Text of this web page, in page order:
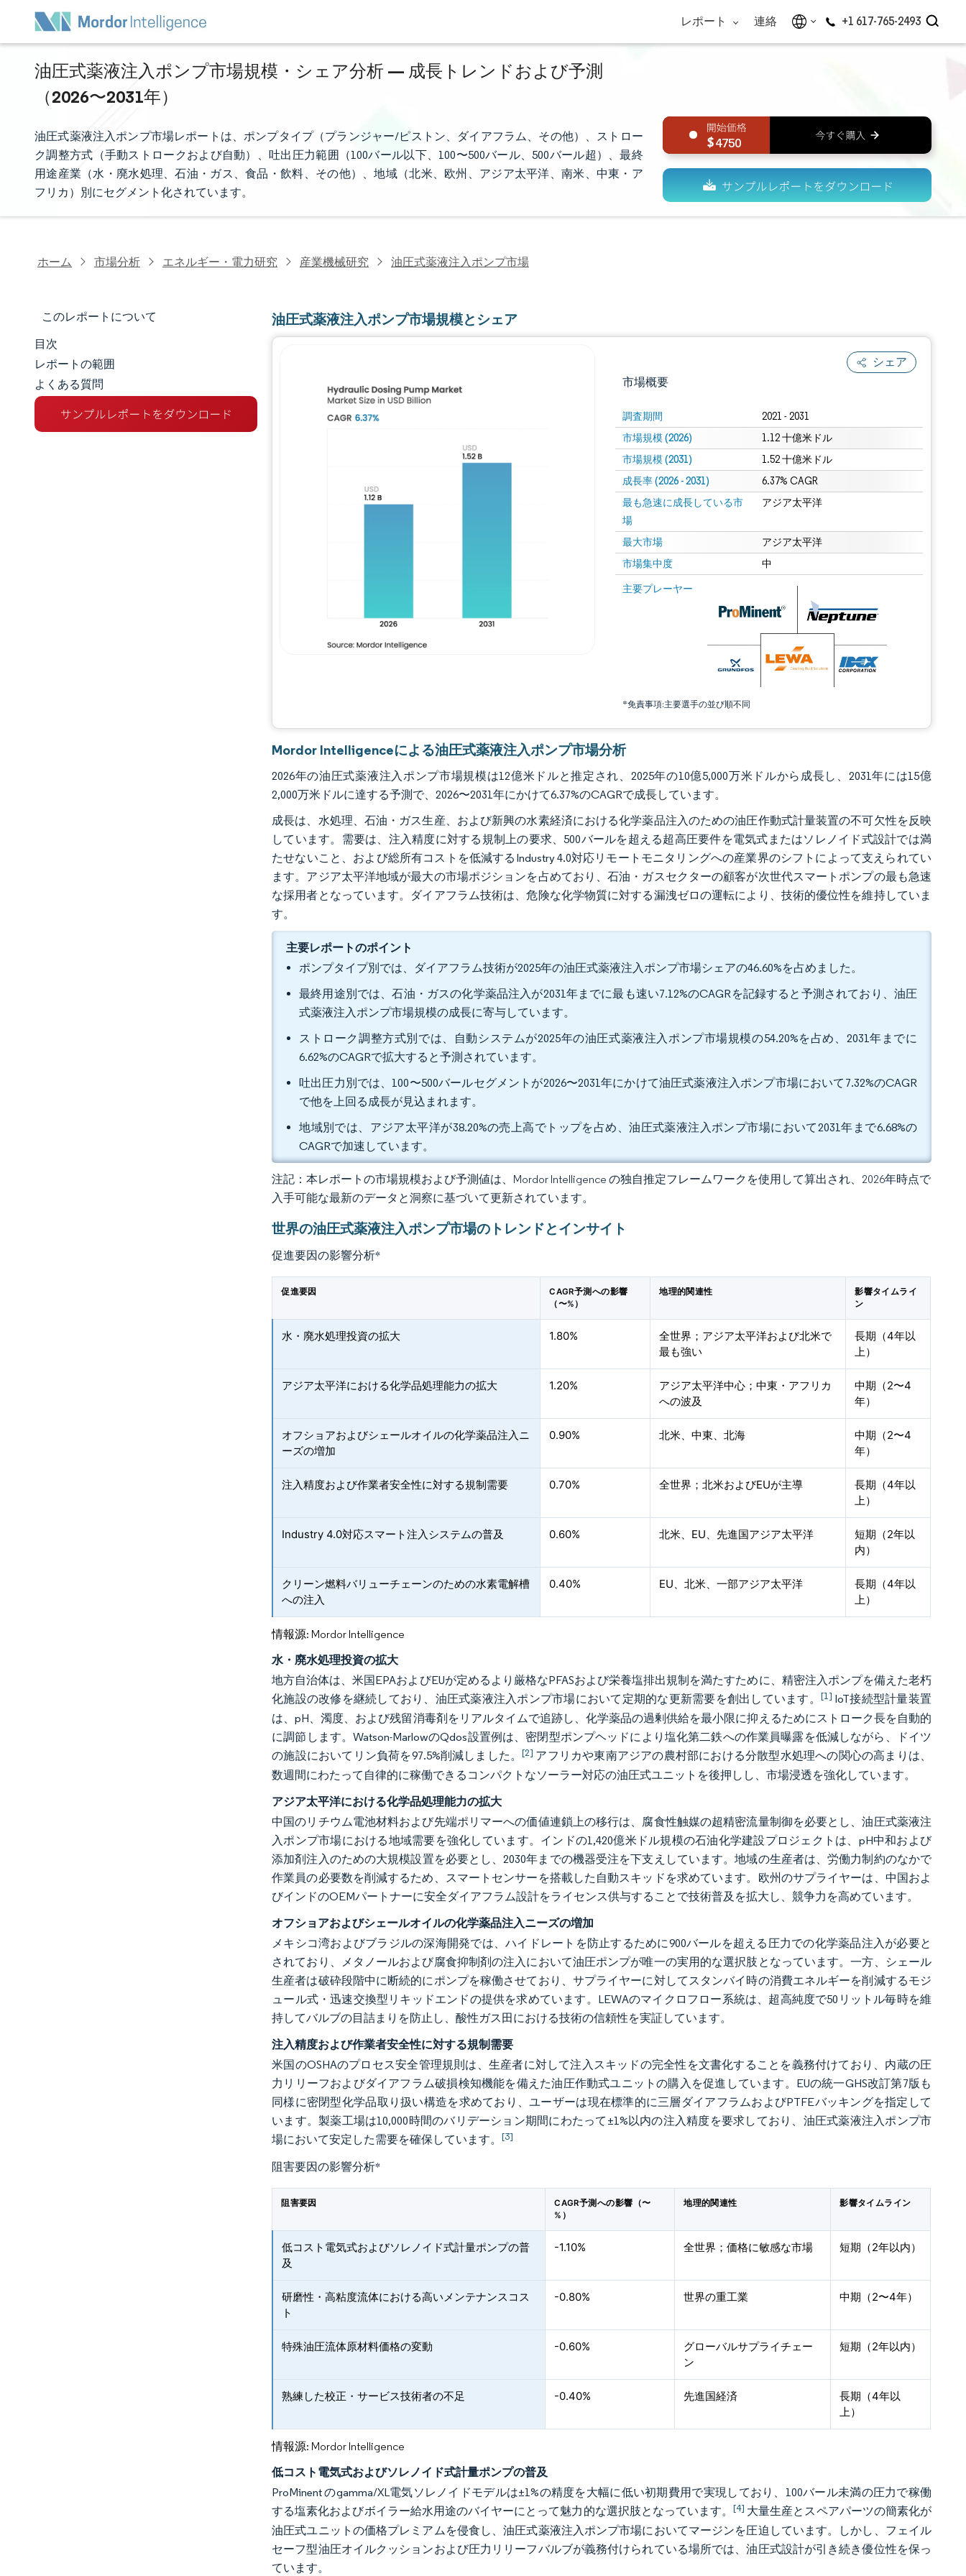
レポート 連絡 +1 617-765-2493
油圧式薬液注入ポンプ市場規模・シェア分析 — 成長トレンドおよび予測
（2026〜2031年）
油圧式薬液注入ポンプ市場レポートは、ポンプタイプ（プランジャー/ピストン、ダイアフラム、その他）、ストロー
ク調整方式（手動ストロークおよび自動）、吐出圧力範囲（100バール以下、100〜500バール、500バール超）、最終
用途産業（水・廃水処理、石油・ガス、食品・飲料、その他）、地域（北米、欧州、アジア太平洋、南米、中東・ア
フリカ）別にセグメント化されています。
4750
ホーム 市場分析 エネルギー・電力研究 産業機械研究 油圧式薬液注入ポンプ市場
このレポートについて
市場規模とシェア
市場分析
トレンドとインサイト
目次
レポートの範囲
よくある質問
油圧式薬液注入ポンプ市場規模とシェア
シェア
市場概要
調査期間 2021 - 2031
市場規模 (2026) 1.12 十億米ドル
市場規模 (2031) 1.52 十億米ドル
成長率 (2026 - 2031) 6.37% CAGR
最も急速に成長している市
場
アジア太平洋
最大市場 アジア太平洋
市場集中度 中
主要プレーヤー
*免責事項:主要選手の並び順不同
画像 © Mordor Intelligence。再利用にはCC BY 4.0の表示が必要です。
画像 © Mordor Intelligence。再利用にはCC BY 4.0の表示が必要です。
Mordor Intelligenceによる油圧式薬液注入ポンプ市場分析
2026年の油圧式薬液注入ポンプ市場規模は12億米ドルと推定され、2025年の10億5,000万米ドルから成長し、2031年には15億
2,000万米ドルに達する予測で、2026〜2031年にかけて6.37%のCAGRで成長しています。
成長は、水処理、石油・ガス生産、および新興の水素経済における化学薬品注入のための油圧作動式計量装置の不可欠性を反映
しています。需要は、注入精度に対する規制上の要求、500バールを超える超高圧要件を電気式またはソレノイド式設計では満
たせないこと、および総所有コストを低減するIndustry 4.0対応リモートモニタリングへの産業界のシフトによって支えられてい
ます。アジア太平洋地域が最大の市場ポジションを占めており、石油・ガスセクターの顧客が次世代スマートポンプの最も急速
な採用者となっています。ダイアフラム技術は、危険な化学物質に対する漏洩ゼロの運転により、技術的優位性を維持していま
す。
主要レポートのポイント
ポンプタイプ別では、ダイアフラム技術が2025年の油圧式薬液注入ポンプ市場シェアの46.60%を占めました。
最終用途別では、石油・ガスの化学薬品注入が2031年までに最も速い7.12%のCAGRを記録すると予測されており、油圧
式薬液注入ポンプ市場規模の成長に寄与しています。
ストローク調整方式別では、自動システムが2025年の油圧式薬液注入ポンプ市場規模の54.20%を占め、2031年までに
6.62%のCAGRで拡大すると予測されています。
吐出圧力別では、100〜500バールセグメントが2026〜2031年にかけて油圧式薬液注入ポンプ市場において7.32%のCAGR
で他を上回る成長が見込まれます。
地域別では、アジア太平洋が38.20%の売上高でトップを占め、油圧式薬液注入ポンプ市場において2031年まで6.68%の
CAGRで加速しています。
注記：本レポートの市場規模および予測値は、Mordor Intelligence の独自推定フレームワークを使用して算出され、2026年時点で
入手可能な最新のデータと洞察に基づいて更新されています。
世界の油圧式薬液注入ポンプ市場のトレンドとインサイト
促進要因の影響分析*
促進要因
CAGR予測への影響
（〜%）
地理的関連性
影響タイムライ
ン
水・廃水処理投資の拡大 1.80%
全世界；アジア太平洋および北米で
最も強い
長期（4年以
上）
アジア太平洋における化学品処理能力の拡大 1.20%
アジア太平洋中心；中東・アフリカ
への波及
中期（2〜4
年）
オフショアおよびシェールオイルの化学薬品注入ニ
ーズの増加
0.90% 北米、中東、北海
中期（2〜4
年）
注入精度および作業者安全性に対する規制需要 0.70% 全世界；北米およびEUが主導
長期（4年以
上）
Industry 4.0対応スマート注入システムの普及 0.60% 北米、EU、先進国アジア太平洋
短期（2年以
内）
クリーン燃料バリューチェーンのための水素電解槽
への注入
0.40% EU、北米、一部アジア太平洋
長期（4年以
上）
情報源: Mordor Intelligence
水・廃水処理投資の拡大
地方自治体は、米国EPAおよびEUが定めるより厳格なPFASおよび栄養塩排出規制を満たすために、精密注入ポンプを備えた老朽
化施設の改修を継続しており、油圧式薬液注入ポンプ市場において定期的な更新需要を創出しています。 [1] IoT接続型計量装置
は、pH、濁度、および残留消毒剤をリアルタイムで追跡し、化学薬品の過剰供給を最小限に抑えるためにストローク長を自動的
に調節します。Watson-MarlowのQdos設置例は、密閉型ポンプヘッドにより塩化第二鉄への作業員曝露を低減しながら、ドイツ
の施設においてリン負荷を97.5%削減しました。[2] アフリカや東南アジアの農村部における分散型水処理への関心の高まりは、
数週間にわたって自律的に稼働できるコンパクトなソーラー対応の油圧式ユニットを後押しし、市場浸透を強化しています。
アジア太平洋における化学品処理能力の拡大
中国のリチウム電池材料および先端ポリマーへの価値連鎖上の移行は、腐食性触媒の超精密流量制御を必要とし、油圧式薬液注
入ポンプ市場における地域需要を強化しています。インドの1,420億米ドル規模の石油化学建設プロジェクトは、pH中和および
添加剤注入のための大規模設置を必要とし、2030年までの機器受注を下支えしています。地域の生産者は、労働力制約のなかで
作業員の必要数を削減するため、スマートセンサーを搭載した自動スキッドを求めています。欧州のサプライヤーは、中国およ
びインドのOEMパートナーに安全ダイアフラム設計をライセンス供与することで技術普及を拡大し、競争力を高めています。
オフショアおよびシェールオイルの化学薬品注入ニーズの増加
メキシコ湾およびブラジルの深海開発では、ハイドレートを防止するために900バールを超える圧力での化学薬品注入が必要と
されており、メタノールおよび腐食抑制剤の注入において油圧ポンプが唯一の実用的な選択肢となっています。一方、シェール
生産者は破砕段階中に断続的にポンプを稼働させており、サプライヤーに対してスタンバイ時の消費エネルギーを削減するモジ
ュール式・迅速交換型リキッドエンドの提供を求めています。LEWAのマイクロフロー系統は、超高純度で50リットル毎時を維
持してバルブの目詰まりを防止し、酸性ガス田における技術の信頼性を実証しています。
注入精度および作業者安全性に対する規制需要
米国のOSHAのプロセス安全管理規則は、生産者に対して注入スキッドの完全性を文書化することを義務付けており、内蔵の圧
力リリーフおよびダイアフラム破損検知機能を備えた油圧作動式ユニットの購入を促進しています。EUの統一GHS改訂第7版も
同様に密閉型化学品取り扱い構造を求めており、ユーザーは現在標準的に三層ダイアフラムおよびPTFEバッキングを指定して
います。製薬工場は10,000時間のバリデーション期間にわたって±1%以内の注入精度を要求しており、油圧式薬液注入ポンプ市
場において安定した需要を確保しています。[3]
阻害要因の影響分析*
阻害要因
CAGR予測への影響（〜
%）
地理的関連性 影響タイムライン
低コスト電気式およびソレノイド式計量ポンプの普
及
-1.10% 全世界；価格に敏感な市場 短期（2年以内）
研磨性・高粘度流体における高いメンテナンスコス
ト
-0.80% 世界の重工業 中期（2〜4年）
特殊油圧流体原材料価格の変動 -0.60%
グローバルサプライチェー
ン
短期（2年以内）
熟練した校正・サービス技術者の不足 -0.40% 先進国経済
長期（4年以
上）
情報源: Mordor Intelligence
低コスト電気式およびソレノイド式計量ポンプの普及
ProMinent のgamma/XL電気ソレノイドモデルは±1%の精度を大幅に低い初期費用で実現しており、100バール未満の圧力で稼働
する塩素化およびボイラー給水用途のバイヤーにとって魅力的な選択肢となっています。[4] 大量生産とスペアパーツの簡素化が
油圧式ユニットの価格プレミアムを侵食し、油圧式薬液注入ポンプ市場においてマージンを圧迫しています。しかし、フェイル
セーフ型油圧オイルクッションおよび圧力リリーフバルブが義務付けられている場所では、油圧式設計が引き続き優位性を保っ
ています。